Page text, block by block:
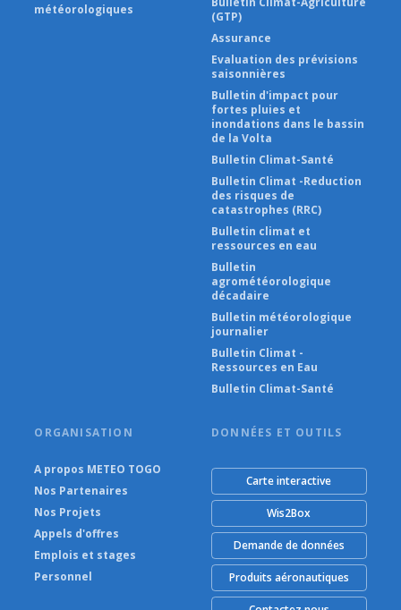
météorologiques
(GTP)
Assurance
Evaluation des prévisions
saisonnières
Bulletin d'impact pour
fortes pluies et
inondations dans le bassin
de la Volta
Bulletin Climat-Santé
Bulletin Climat -Reduction
des risques de
catastrophes (RRC)
Bulletin climat et
ressources en eau
Bulletin
agrométéorologique
décadaire
Bulletin météorologique
journalier
Bulletin Climat -
Ressources en Eau
Bulletin Climat-Santé
ORGANISATION
A propos METEO TOGO
Nos Partenaires
Nos Projets
Appels d'offres
Emplois et stages
Personnel
DONNÉES ET OUTILS
Carte interactive
Wis2Box
Demande de données
Produits aéronautiques